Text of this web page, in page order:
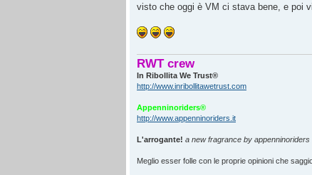
visto che oggi è VM ci stava bene, e poi
RWT crew
In Ribollita We Trust®
http://www.inribollitawetrust.com
Appenninoriders®
http://www.appenninoriders.it
L'arrogante! a new fragrance by appenninoriders
Meglio esser folle con le proprie opinioni che